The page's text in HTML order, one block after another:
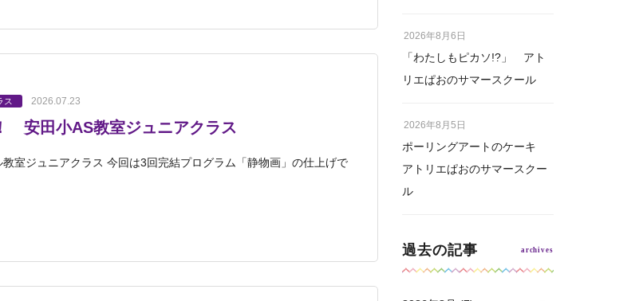
ス 2026.07.23
安田小AS教室ジュニアクラス
室ジュニアクラス 今回は3回完結プログラム「静物画」の仕上げで
「わたしもピカソ!?」 アト
リエぱおのサマースクール
2026年8月6日
ポーリングアートのケーキ
アトリエぱおのサマースクー
ル
2026年8月5日
過去の記事